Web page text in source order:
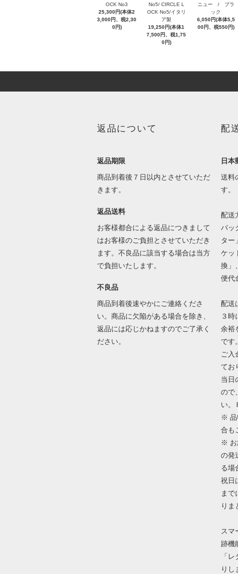
OCK No3
25,300円(本体2
3,000円、税2,30
0円)
No5/ CIRCLE L
OCK No5/イタリ
ア製
19,250円(本体1
7,500円、税1,75
0円)
ニュー / ブラ
ック
6,050円(本体5,5
00円、税550円)
返品について
返品期限
商品到着後７日以内とさせていただ
きます。
返品送料
お客様都合による返品につきまして
はお客様のご負担とさせていただき
ます。不良品に該当する場合は当方
で負担いたします。
不良品
商品到着後速やかにご連絡くださ
い。商品に欠陥がある場合を除き、
返品には応じかねますのでご了承く
ださい。
配
日本
送料
す。
配送
パッ
ター
ケッ
換」
便代
配送
３時
余裕
です。
ご入
てお
当日
ので
い。
※ 品
合も
※ お
の発
る場
祝日
まで
りま
スマ
跡機
「
りし